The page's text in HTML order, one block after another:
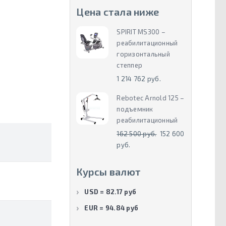
Цена стала ниже
SPIRIT MS300 –
реабилитационный
горизонтальный
степпер
1 214 762 руб.
Rebotec Arnold 125 –
подъемник
реабилитационный
162 500 руб. 152 600
руб.
Курсы валют
USD = 82.17 руб
EUR = 94.84 руб